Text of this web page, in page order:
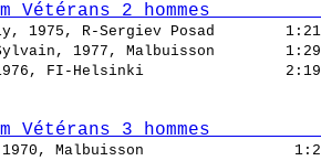
Vétérans 2 hommes
1975, R-Sergiev Posad
Sylvain, 1977, Malbuisson
1976, FI-Helsinki
Vétérans 3 hommes
1970, Malbuisson